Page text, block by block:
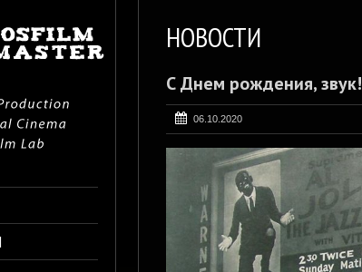
НОВОСТИ
С Днем рождения, звук!
06.10.2020